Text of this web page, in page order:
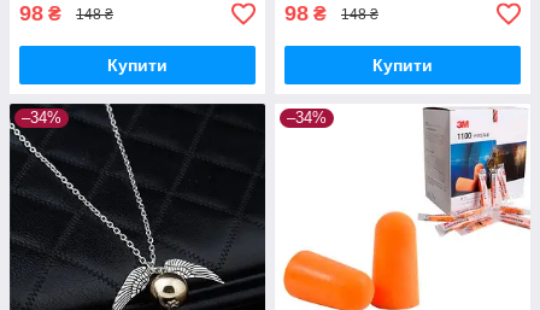
98 ₴ 148 ₴
Купити
98 ₴ 148 ₴
Купити
–34% –34%